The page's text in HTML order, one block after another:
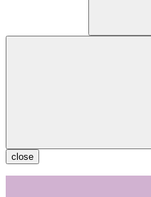
close